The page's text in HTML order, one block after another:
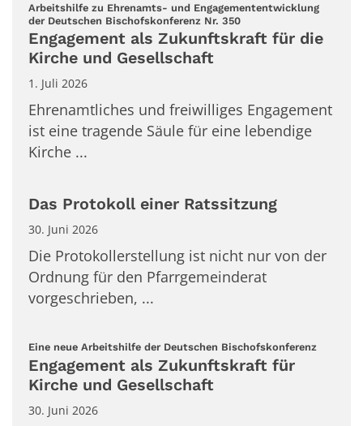
Arbeitshilfe zu Ehrenamts- und Engagemententwicklung
der Deutschen Bischofskonferenz Nr. 350:
Engagement als Zukunftskraft für die
Kirche und Gesellschaft
1. Juli 2026
Ehrenamtliches und freiwilliges Engagement
ist eine tragende Säule für eine lebendige
Kirche ...
Das Protokoll einer Ratssitzung
30. Juni 2026
Die Protokollerstellung ist nicht nur von der
Ordnung für den Pfarrgemeinderat
vorgeschrieben, ...
Eine neue Arbeitshilfe der Deutschen Bischofskonferenz
Engagement als Zukunftskraft für
Kirche und Gesellschaft
30. Juni 2026